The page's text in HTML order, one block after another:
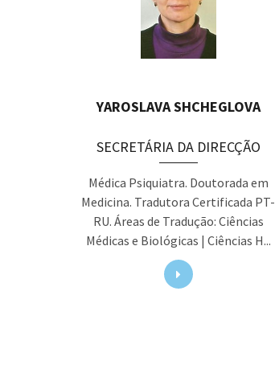
YAROSLAVA SHCHEGLOVA
SECRETÁRIA DA DIRECÇÃO
Médica Psiquiatra. Doutorada em
Medicina. Tradutora Certificada PT-
RU. Áreas de Tradução: Ciências
Médicas e Biológicas | Ciências H...